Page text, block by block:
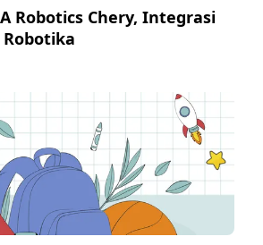
Robotics Chery, Integrasi